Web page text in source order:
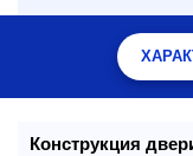
Конструкция